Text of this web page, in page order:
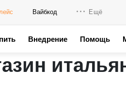
Вайбкод Ещё
Внедрение Помощь